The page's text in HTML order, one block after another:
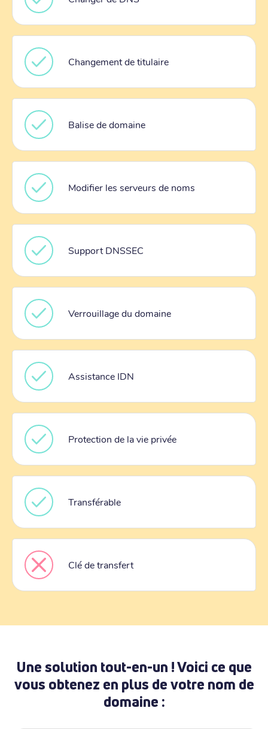
Changement de titulaire
Balise de domaine
Modifier les serveurs de noms
Support DNSSEC
Verrouillage du domaine
Assistance IDN
Protection de la vie privée
Transférable
Clé de transfert
Une solution tout-en-un ! Voici ce que
vous obtenez en plus de votre nom de
domaine :